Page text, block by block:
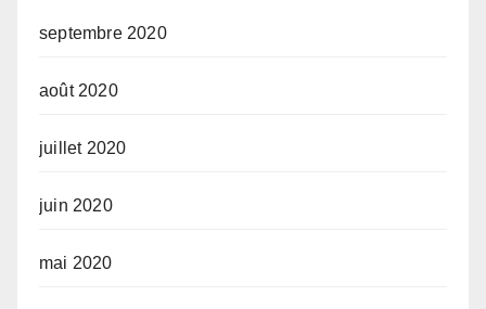
septembre 2020
août 2020
juillet 2020
juin 2020
mai 2020